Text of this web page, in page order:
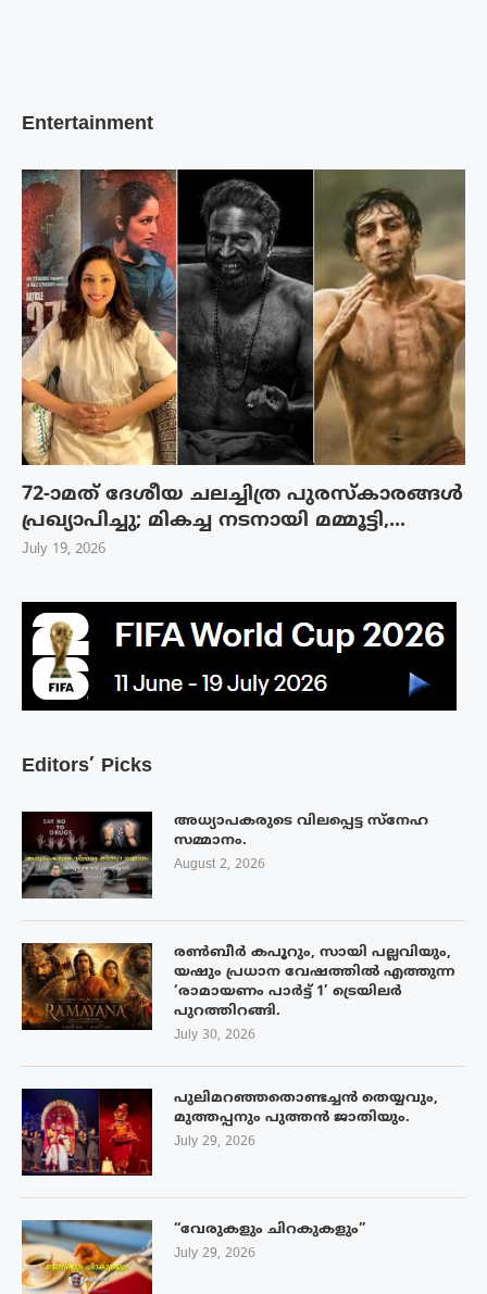
Editors’ Picks
അധ്യാപകരുടെ വിലപ്പെട്ട സ്നേഹ
സമ്മാനം.
August 2, 2026
രൺബീർ കപൂറും, സായി പല്ലവിയും,
യഷും പ്രധാന വേഷത്തിൽ എത്തുന്ന
‘രാമായണം പാർട്ട് 1’ ട്രെയിലർ
പുറത്തിറങ്ങി.
July 30, 2026
പുലിമറഞ്ഞതൊണ്ടച്ചൻ തെയ്യവും,
മുത്തപ്പനും പുത്തൻ ജാതിയും.
July 29, 2026
“വേരുകളും ചിറകുകളും”
July 29, 2026
Entertainment
72-ാമത് ദേശീയ ചലച്ചിത്ര പുരസ്‌കാരങ്ങള്‍
പ്രഖ്യാപിച്ചു; മികച്ച നടനായി മമ്മൂട്ടി,...
July 19, 2026